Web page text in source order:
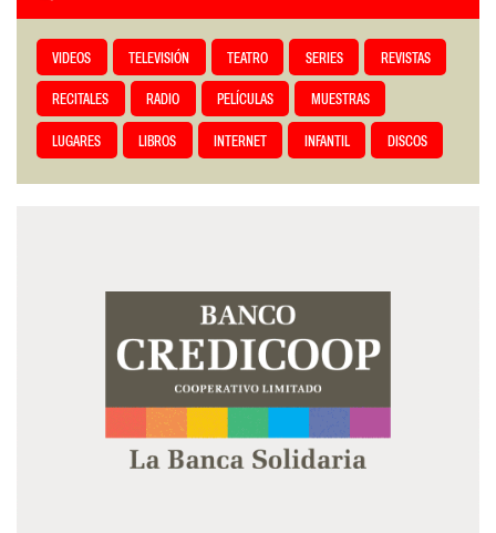
VIDEOS TELEVISIÓN TEATRO SERIES REVISTAS
RECITALES RADIO PELÍCULAS MUESTRAS
LUGARES LIBROS INTERNET INFANTIL DISCOS